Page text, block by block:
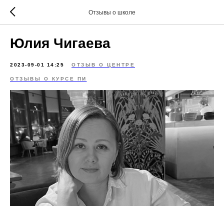
Отзывы о школе
Юлия Чигаева
2023-09-01 14:25 ОТЗЫВ О ЦЕНТРЕ
ОТЗЫВЫ О КУРСЕ ПИ